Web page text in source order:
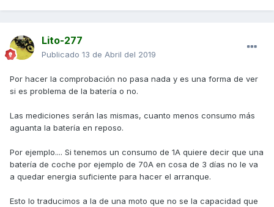
Lito-277
Publicado 13 de Abril del 2019
Por hacer la comprobación no pasa nada y es una forma de ver
si es problema de la batería o no.
Las mediciones serán las mismas, cuanto menos consumo más
aguanta la batería en reposo.
Por ejemplo.... Si tenemos un consumo de 1A quiere decir que una
batería de coche por ejemplo de 70A en cosa de 3 días no le va
a quedar energia suficiente para hacer el arranque.
Esto lo traducimos a la de una moto que no se la capacidad que